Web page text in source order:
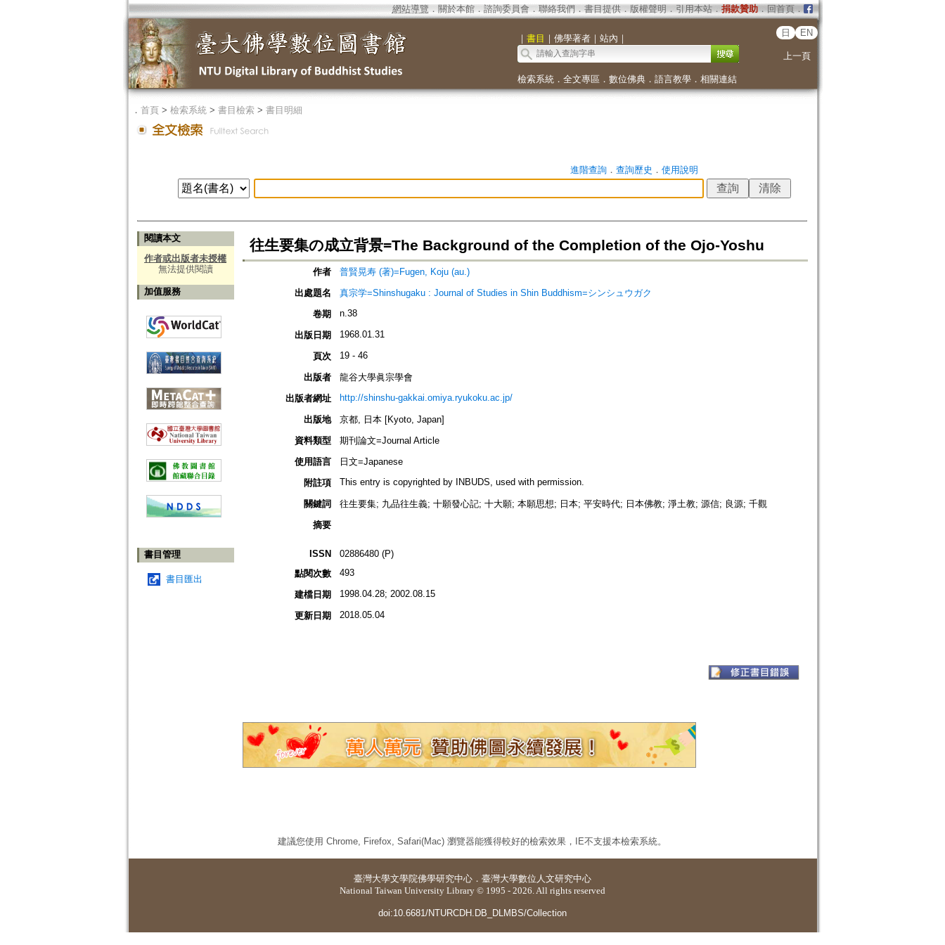
網站導覽 ． 關於本館． 諮詢委員會． 聯絡我們 ． 書目提供． 版權聲明 ． 引用本站． 捐款贊助．回首頁．
｜ 書目 ｜ 佛學著者｜ 站內 ｜
日 EN
上一頁
檢索系統． 全文專區 ． 數位佛典． 語言教學． 相關連結
． 首頁> 檢索系統> 書目檢索> 書目明細
進階查詢． 查詢歷史 ． 使用說明
閱讀本文
作者或出版者未授權
無法提供閱讀
加值服務
書目管理
書目匯出
往生要集の成立背景=The Background of the Completion of the Ojo-Yoshu
作者
普賢晃寿 (著)=Fugen, Koju (au.)
出處題名
真宗学=Shinshugaku : Journal of Studies in Shin Buddhism=シンシュウガク
卷期
n.38
出版日期 1968.01.31
頁次 19 - 46
出版者
龍谷大學眞宗學會
出版者網址
http://shinshu-gakkai.omiya.ryukoku.ac.jp/
出版地
京都, 日本 [Kyoto, Japan]
資料類型
期刊論文=Journal Article
使用語言
日文=Japanese
附註項
This entry is copyrighted by INBUDS, used with permission.
關鍵詞
往生要集; 九品往生義; 十願發心記; 十大願; 本願思想; 日本; 平安時代; 日本佛教; 淨土教; 源信; 良源; 千觀
摘要
ISSN
02886480 (P)
點閱次數
493
建檔日期 1998.04.28; 2002.08.15
更新日期 2018.05.04
建議您使用 Chrome, Firefox, Safari(Mac) 瀏覽器能獲得較好的檢索效果，IE不支援本檢索系統。
臺灣大學文學院佛學研究中心 ． 臺灣大學數位人文研究中心
National Taiwan University Library © 1995 - 2026. All rights reserved
doi:10.6681/NTURCDH.DB_DLMBS/Collection